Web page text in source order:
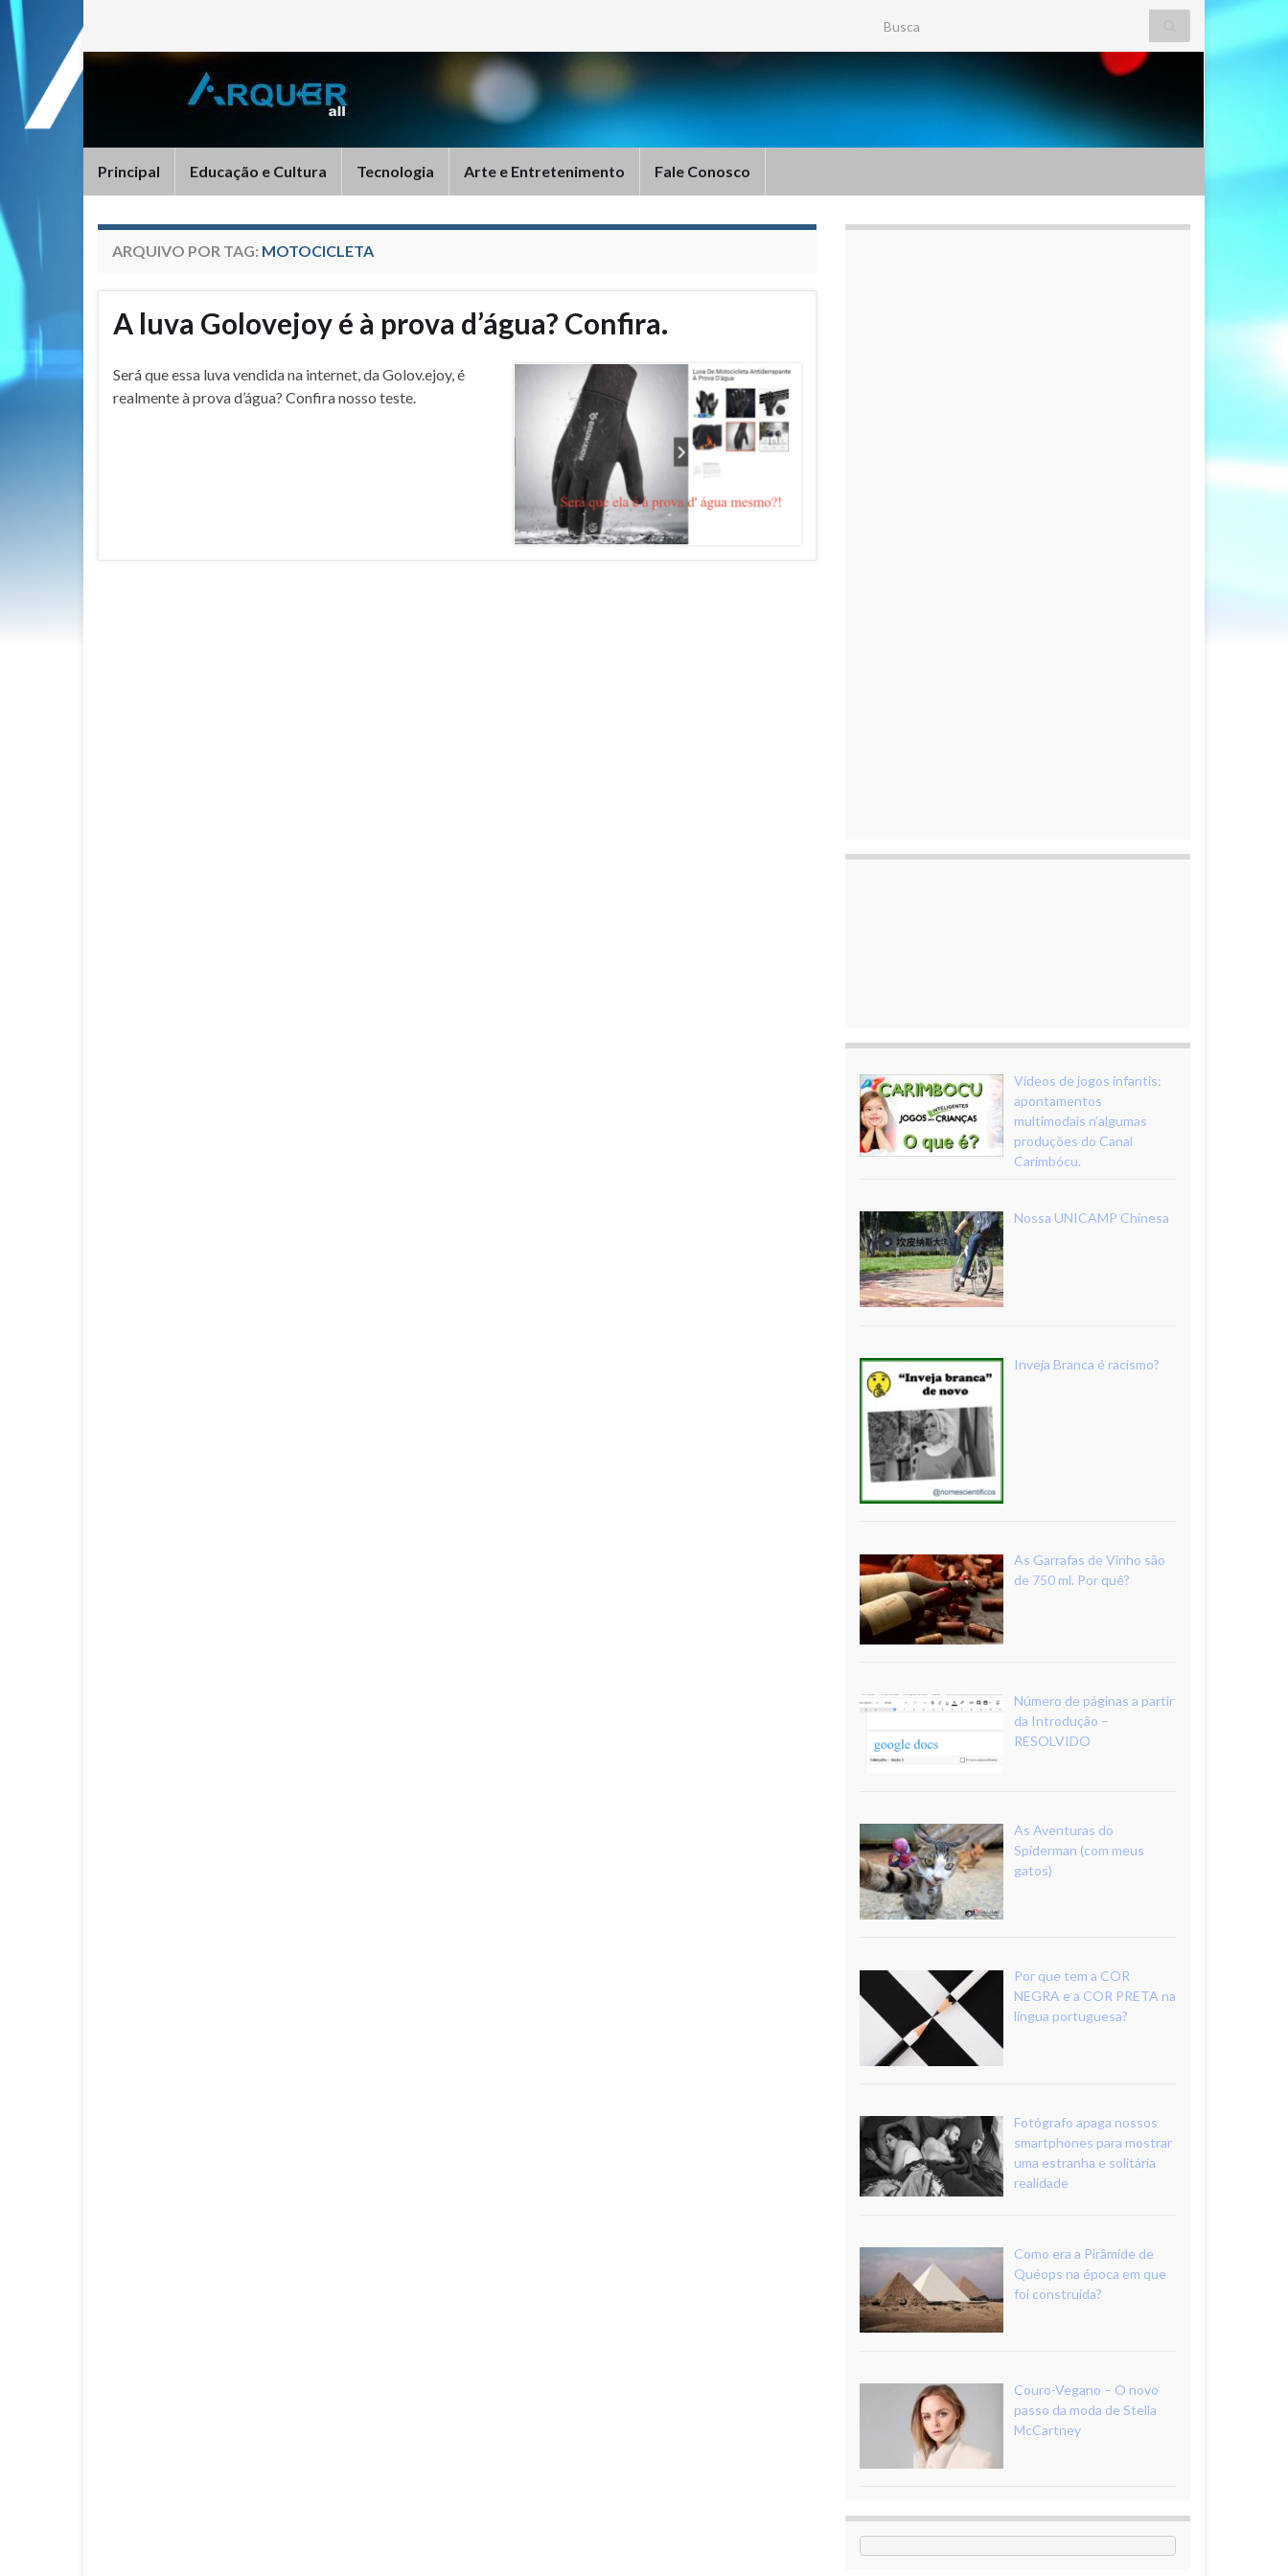
Search for:
Principal Educação e Cultura Tecnologia Arte e Entretenimento Fale Conosco
ARQUIVO POR TAG: MOTOCICLETA
A luva Golovejoy é à prova d’água? Confira.
Será que essa luva vendida na internet, da Golov.ejoy, é
realmente à prova d’água? Confira nosso teste.
Vídeos de jogos infantis:
apontamentos
multimodais n’algumas
produções do Canal
Carimbócu.
Nossa UNICAMP Chinesa
Inveja Branca é racismo?
As Garrafas de Vinho são
de 750 ml. Por quê?
Número de páginas a partir
da Introdução –
RESOLVIDO
As Aventuras do
Spiderman (com meus
gatos)
Por que tem a COR
NEGRA e a COR PRETA na
língua portuguesa?
Fotógrafo apaga nossos
smartphones para mostrar
uma estranha e solitária
realidade
Como era a Pirâmide de
Quéops na época em que
foi construída?
Couro-Vegano – O novo
passo da moda de Stella
McCartney